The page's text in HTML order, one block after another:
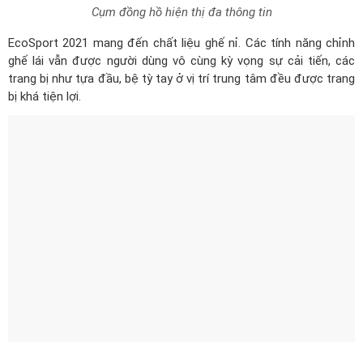
Cụm đồng hồ hiện thị đa thông tin
EcoSport 2021 mang đến chất liệu ghế nỉ. Các tính năng chỉnh
ghế lái vẫn được người dùng vô cùng kỳ vọng sự cải tiến, các
trang bị như tựa đầu, bệ tỳ tay ở vị trí trung tâm đều được trang
bị khá tiện lợi.